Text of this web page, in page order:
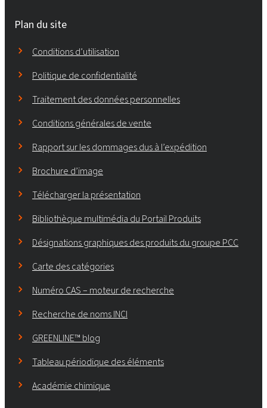
Plan du site
Conditions d’utilisation
Politique de confidentialité
Traitement des données personnelles
Conditions générales de vente
Rapport sur les dommages dus à l’expédition
Brochure d’image
Télécharger la présentation
Bibliothèque multimédia du Portail Produits
Désignations graphiques des produits du groupe PCC
Carte des catégories
Numéro CAS – moteur de recherche
Recherche de noms INCI
GREENLINE™ blog
Tableau périodique des éléments
Académie chimique